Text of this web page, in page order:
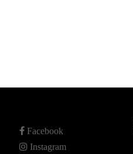
Facebook
Instagram